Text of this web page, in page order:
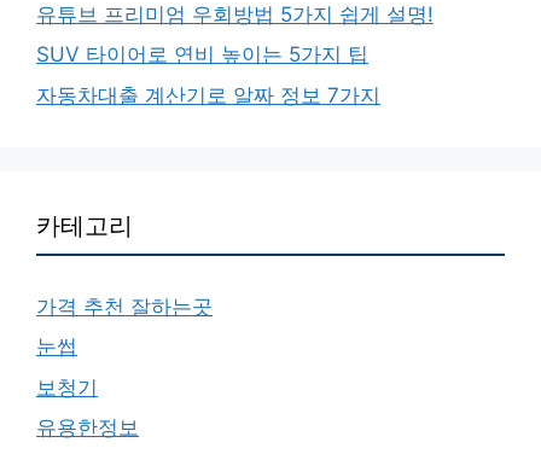
유튜브 프리미엄 우회방법 5가지 쉽게 설명!
SUV 타이어로 연비 높이는 5가지 팁
자동차대출 계산기로 알짜 정보 7가지
카테고리
가격 추천 잘하는곳
눈썹
보청기
유용한정보